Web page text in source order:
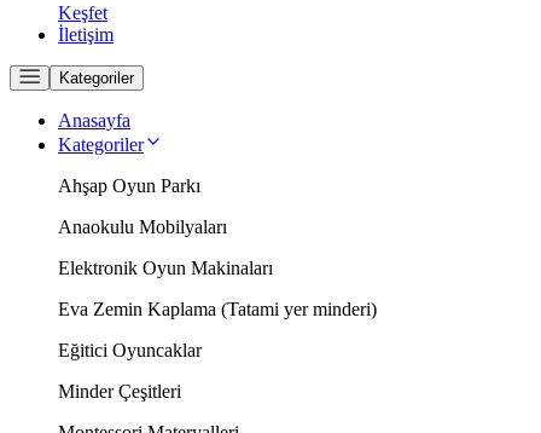
Keşfet
İletişim
Kategoriler
Anasayfa
Kategoriler
Ahşap Oyun Parkı
Anaokulu Mobilyaları
Elektronik Oyun Makinaları
Eva Zemin Kaplama (Tatami yer minderi)
Eğitici Oyuncaklar
Minder Çeşitleri